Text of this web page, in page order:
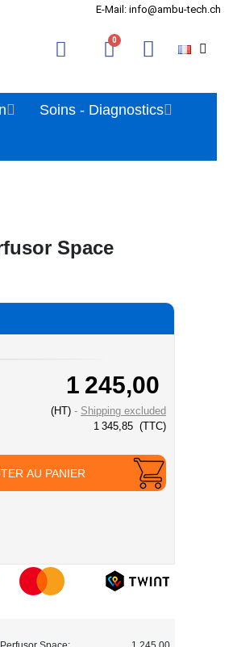
E-Mail: info@ambu-tech.ch
Soins - Diagnostics
Space
1 245,00
(HT)
Shipping excluded
1 345,85 (TTC)
AU PANIER